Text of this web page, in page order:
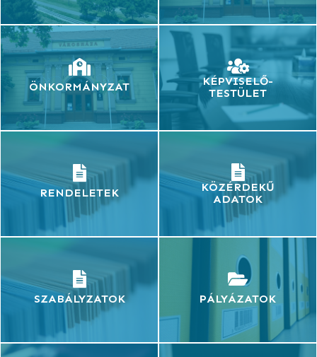
ÖNKORMÁNYZAT
KÉPVISELŐ-
TESTÜLET
RENDELETEK
SZABÁLYZATOK
KÖZÉRDEKŰ
ADATOK
PÁLYÁZATOK